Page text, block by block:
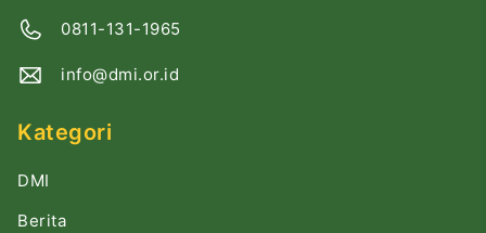
0811-131-1965
info@dmi.or.id
Kategori
DMI
Berita